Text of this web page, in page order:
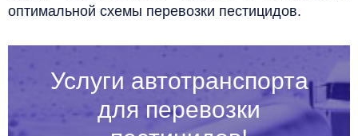
оптимальной схемы перевозки пестицидов.
Услуги автотранспорта
для перевозки